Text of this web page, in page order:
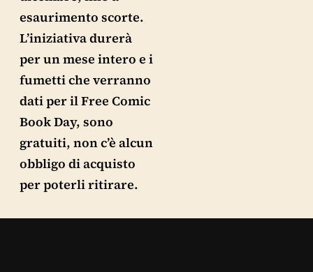
esaurimento scorte.
L’iniziativa durerà
per un mese intero e i
fumetti che verranno
dati per il Free Comic
Book Day, sono
gratuiti, non c’è alcun
obbligo di acquisto
per poterli ritirare.